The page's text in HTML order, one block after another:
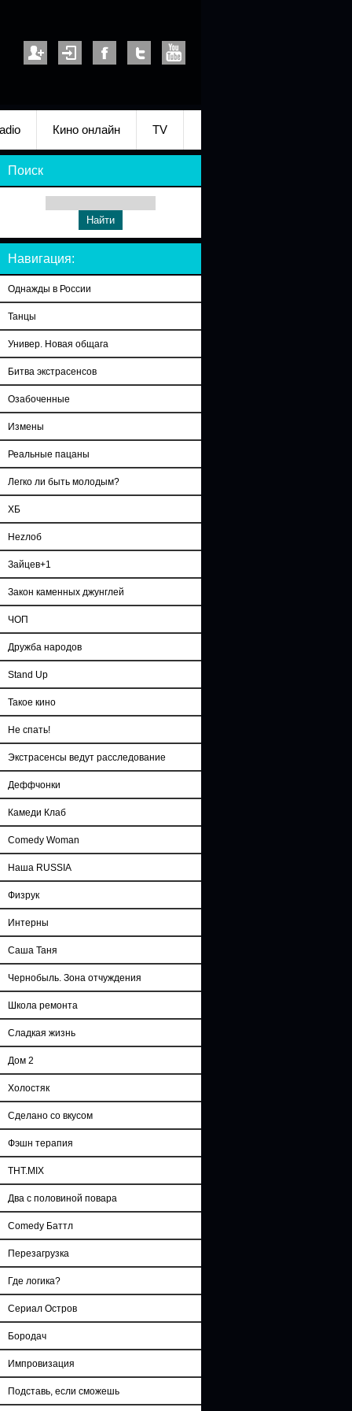
Кино онлайн TV
Поиск
Навигация:
Однажды в России
Танцы
Универ. Новая общага
Битва экстрасенсов
Озабоченные
Измены
Реальные пацаны
Легко ли быть молодым?
ХБ
Неzлоб
Зайцев+1
Закон каменных джунглей
ЧОП
Дружба народов
Stand Up
Такое кино
Не спать!
Экстрасенсы ведут расследование
Деффчонки
Камеди Клаб
Comedy Woman
Наша RUSSIA
Физрук
Интерны
Саша Таня
Чернобыль. Зона отчуждения
Школа ремонта
Сладкая жизнь
Дом 2
Холостяк
Сделано со вкусом
Фэшн терапия
ТНТ.MIX
Два с половиной повара
Comedy Баттл
Перезагрузка
Где логика?
Сериал Остров
Бородач
Импровизация
Подставь, если сможешь